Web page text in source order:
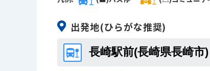
出発地(ひらがな推奨)